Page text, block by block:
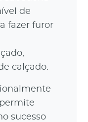
de
fazer furor
calçado.
sucesso